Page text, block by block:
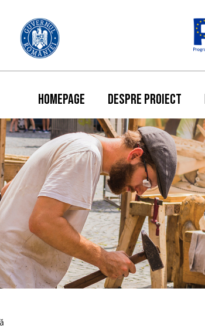
HOMEPAGE DESPRE PROIECT